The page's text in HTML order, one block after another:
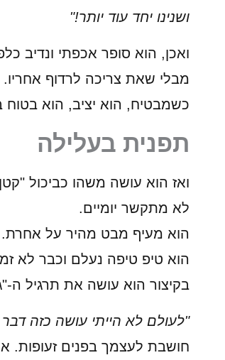
ושנינו יחד עוד יותר!"
ואכן, הוא סופר אכפתי ונדיב
מבלי שאת צריכה לרדוף
כשמבטיח, הוא יציב, הוא
תפנית בעלילה
ואז הוא עושה משהו כביכול
לא מתקשר יומיים.
הוא מעיף מבט מהיר על אחרת.
הוא טיפ טיפה נעלם וכבר לא
בקיצור הוא עושה את תרגיל
"לעולם לא הייתי עושה כזה
חושבת לעצמך בפנים זעופות.